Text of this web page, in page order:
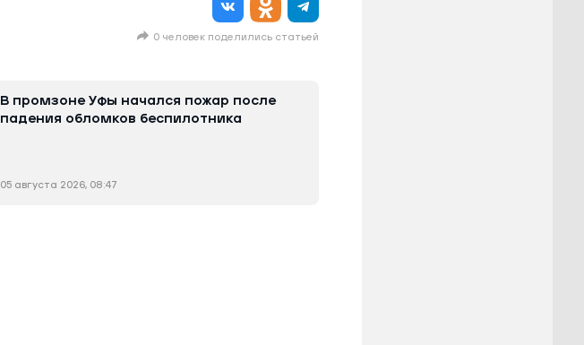
0 человек поделились статьей
В промзоне Уфы начался пожар после
падения обломков беспилотника
05 августа 2026, 08:47